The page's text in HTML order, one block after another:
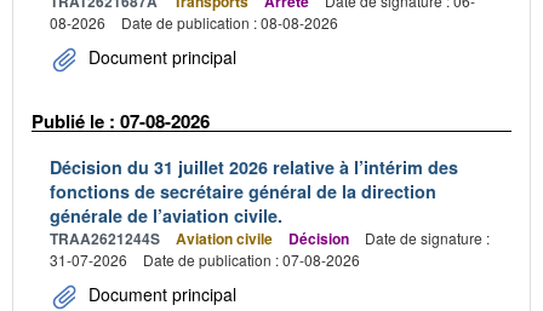
08-2026
Date de publication : 08-08-2026
Document principal
Publié le : 07-08-2026
Décision du 31 juillet 2026 relative à l’intérim des
fonctions de secrétaire général de la direction
générale de l’aviation civile.
TRAA2621244S Aviation civile Décision
Date de signature :
31-07-2026
Date de publication : 07-08-2026
Document principal